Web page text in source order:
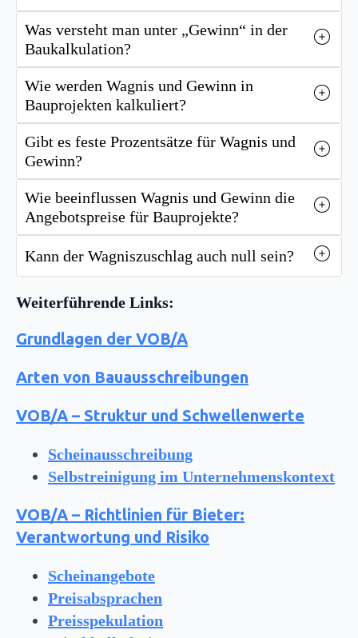
Was versteht man unter „Gewinn“ in der
Baukalkulation?
Wie werden Wagnis und Gewinn in
Bauprojekten kalkuliert?
Gibt es feste Prozentsätze für Wagnis und
Gewinn?
Wie beeinflussen Wagnis und Gewinn die
Angebotspreise für Bauprojekte?
Kann der Wagniszuschlag auch null sein?
Weiterführende Links:
Grundlagen der VOB/A
Arten von Bauausschreibungen
VOB/A – Struktur und Schwellenwerte
Scheinausschreibung
Selbstreinigung im Unternehmenskontext
VOB/A – Richtlinien für Bieter:
Verantwortung und Risiko
Scheinangebote
Preisabsprachen
Preisspekulation